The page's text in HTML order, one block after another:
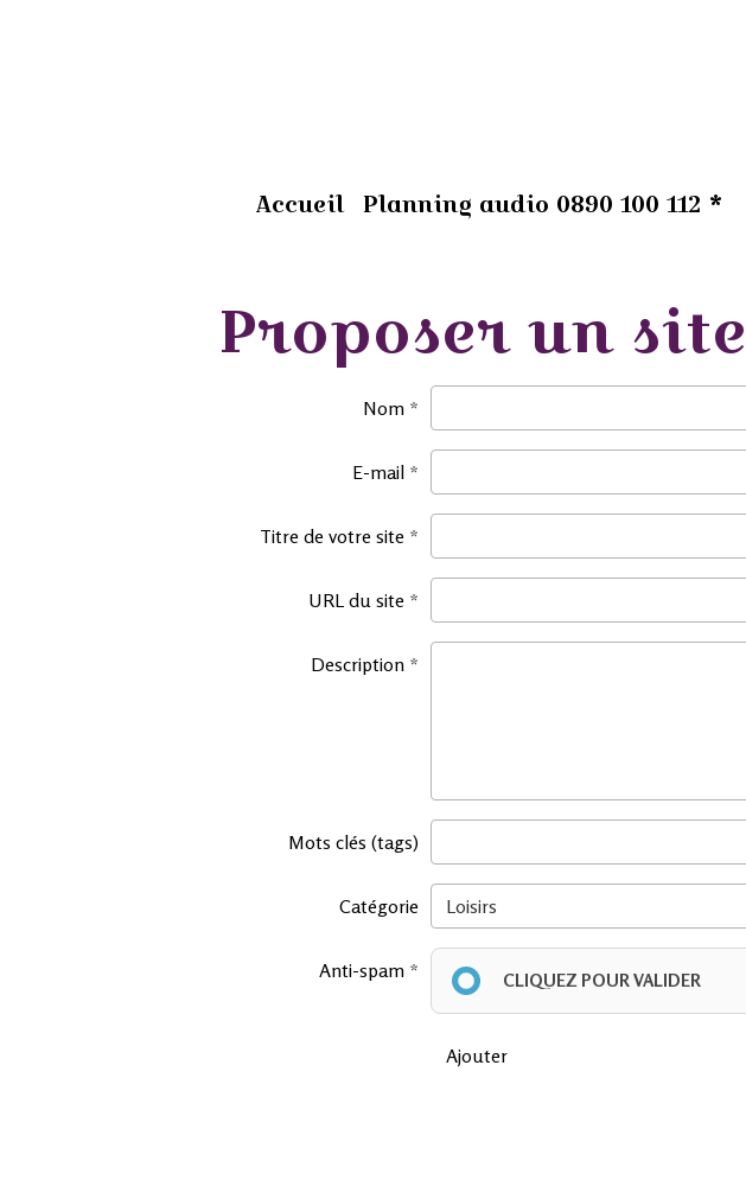
Accueil Planning audio 0890 100 112 *
Proposer un site
Nom
E-mail
Titre de votre site
URL du site
Description
Mots clés (tags)
Catégorie
Anti-spam CLIQUEZ POUR VALIDER
Ajouter